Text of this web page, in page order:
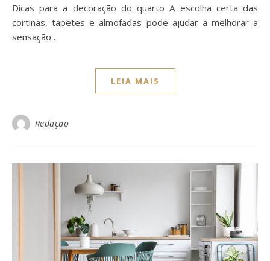
Dicas para a decoração do quarto A escolha certa das
cortinas, tapetes e almofadas pode ajudar a melhorar a
sensação…
LEIA MAIS
Redação